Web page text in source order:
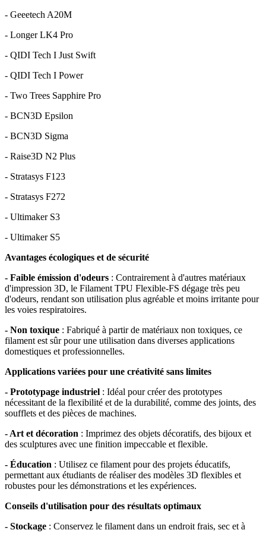
- Geeetech A20M
- Longer LK4 Pro
- QIDI Tech I Just Swift
- QIDI Tech I Power
- Two Trees Sapphire Pro
- BCN3D Epsilon
- BCN3D Sigma
- Raise3D N2 Plus
- Stratasys F123
- Stratasys F272
- Ultimaker S3
- Ultimaker S5
Avantages écologiques et de sécurité
- Faible émission d'odeurs : Contrairement à d'autres matériaux
d'impression 3D, le Filament TPU Flexible-FS dégage très peu
d'odeurs, rendant son utilisation plus agréable et moins irritante pour
les voies respiratoires.
- Non toxique : Fabriqué à partir de matériaux non toxiques, ce
filament est sûr pour une utilisation dans diverses applications
domestiques et professionnelles.
Applications variées pour une créativité sans limites
- Prototypage industriel : Idéal pour créer des prototypes
nécessitant de la flexibilité et de la durabilité, comme des joints, des
soufflets et des pièces de machines.
- Art et décoration : Imprimez des objets décoratifs, des bijoux et
des sculptures avec une finition impeccable et flexible.
- Éducation : Utilisez ce filament pour des projets éducatifs,
permettant aux étudiants de réaliser des modèles 3D flexibles et
robustes pour les démonstrations et les expériences.
Conseils d'utilisation pour des résultats optimaux
- Stockage : Conservez le filament dans un endroit frais, sec et à